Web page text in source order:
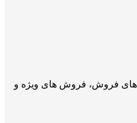
های فروش، فروش های ویژه و